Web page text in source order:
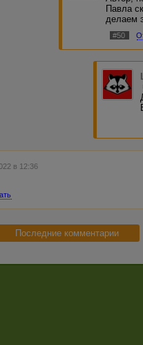
Павла
делаем
#50
в 12:36
Последние комментарии